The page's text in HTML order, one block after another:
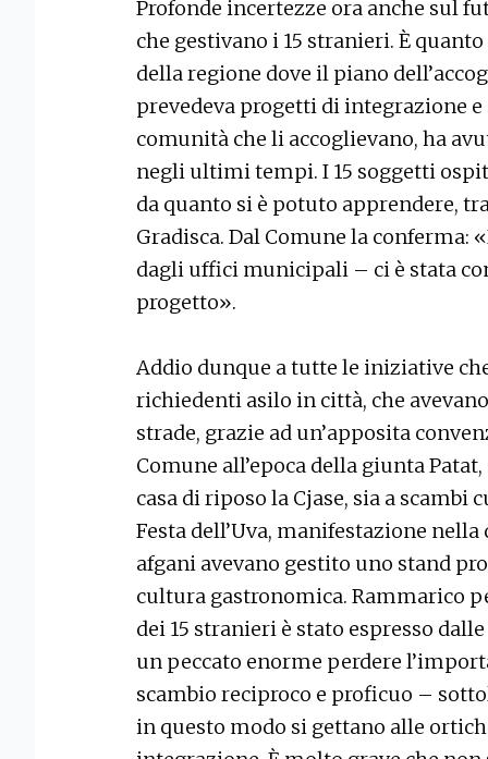
Profonde incertezze ora anche sul
che gestivano i 15 stranieri. È
della regione dove il piano
prevedeva progetti di integrazione
comunità che li accoglievano, ha
negli ultimi tempi. I 15 soggetti
da quanto si è potuto apprendere,
Gradisca. Dal Comune la conferma:
dagli uffici municipali – ci è stata
progetto».
Addio dunque a tutte le iniziative
richiedenti asilo in città, che
strade, grazie ad un’apposita
Comune all’epoca della giunta
casa di riposo la Cjase, sia a
Festa dell’Uva, manifestazione
afgani avevano gestito uno stand
cultura gastronomica. Rammarico
dei 15 stranieri è stato espresso
un peccato enorme perdere
scambio reciproco e proficuo –
in questo modo si gettano alle